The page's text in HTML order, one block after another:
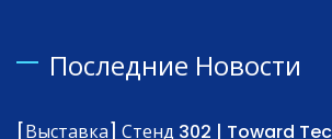
Последние Новости
[Выставка] Стенд 302 | Toward